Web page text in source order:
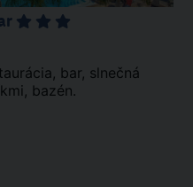
bar, slnečná
bazén.